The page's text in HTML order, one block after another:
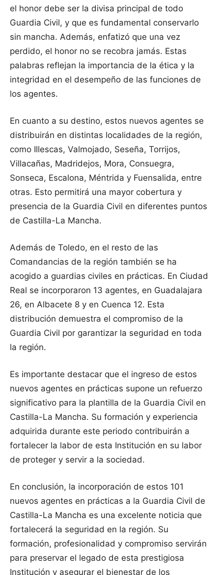
el honor debe ser la divisa principal de todo
Guardia Civil, y que es fundamental conservarlo
sin mancha. Además, enfatizó que una vez
perdido, el honor no se recobra jamás. Estas
palabras reflejan la importancia de la ética y la
integridad en el desempeño de las funciones de
los agentes.
En cuanto a su destino, estos nuevos agentes se
distribuirán en distintas localidades de la región,
como Illescas, Valmojado, Seseña, Torrijos,
Villacañas, Madridejos, Mora, Consuegra,
Sonseca, Escalona, Méntrida y Fuensalida, entre
otras. Esto permitirá una mayor cobertura y
presencia de la Guardia Civil en diferentes puntos
de Castilla-La Mancha.
Además de Toledo, en el resto de las
Comandancias de la región también se ha
acogido a guardias civiles en prácticas. En Ciudad
Real se incorporaron 13 agentes, en Guadalajara
26, en Albacete 8 y en Cuenca 12. Esta
distribución demuestra el compromiso de la
Guardia Civil por garantizar la seguridad en toda
la región.
Es importante destacar que el ingreso de estos
nuevos agentes en prácticas supone un refuerzo
significativo para la plantilla de la Guardia Civil en
Castilla-La Mancha. Su formación y experiencia
adquirida durante este periodo contribuirán a
fortalecer la labor de esta Institución en su labor
de proteger y servir a la sociedad.
En conclusión, la incorporación de estos 101
nuevos agentes en prácticas a la Guardia Civil de
Castilla-La Mancha es una excelente noticia que
fortalecerá la seguridad en la región. Su
formación, profesionalidad y compromiso servirán
para preservar el legado de esta prestigiosa
Institución y asegurar el bienestar de los